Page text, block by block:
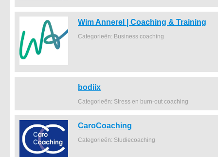
Wim Annerel | Coaching & Training
Categorieën: Business coaching
bodiix
Categorieën: Stress en burn-out coaching
CaroCoaching
Categorieën: Studiecoaching